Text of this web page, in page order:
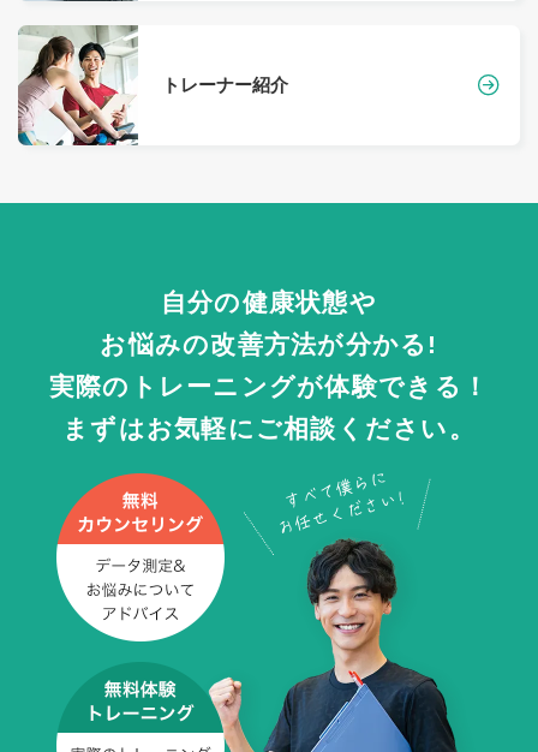
トレーナー紹介
自分の健康状態や
お悩みの改善方法が分かる!
実際のトレーニングが体験できる！
まずはお気軽にご相談ください。